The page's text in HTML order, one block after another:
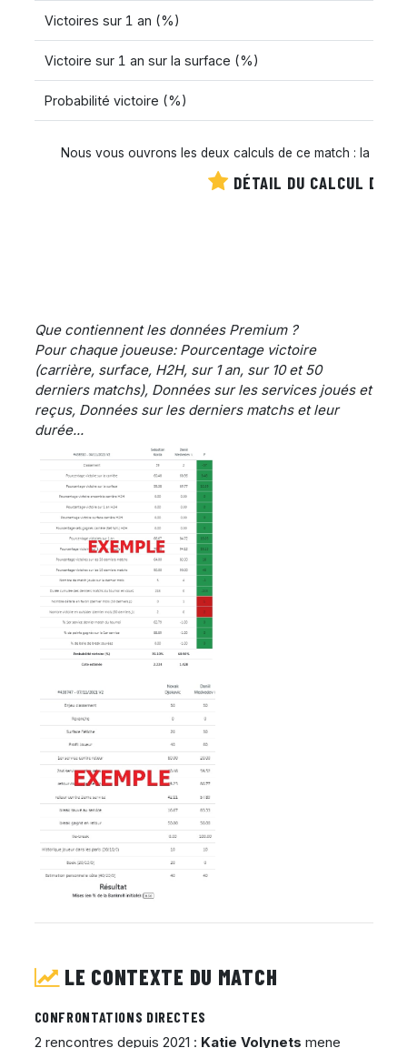
Victoires sur 1 an (%)
Victoire sur 1 an sur la surface (%)
Probabilité victoire (%)
Nous vous ouvrons les deux calculs de ce match : la
DÉTAIL DU CALCUL DE
Que contiennent les données Premium ?
Pour chaque joueuse: Pourcentage victoire
(carrière, surface, H2H, sur 1 an, sur 10 et 50
derniers matchs), Données sur les services joués et
reçus, Données sur les derniers matchs et leur
durée...
LE CONTEXTE DU MATCH
CONFRONTATIONS DIRECTES
2 rencontres depuis 2021 : Katie Volynets mene